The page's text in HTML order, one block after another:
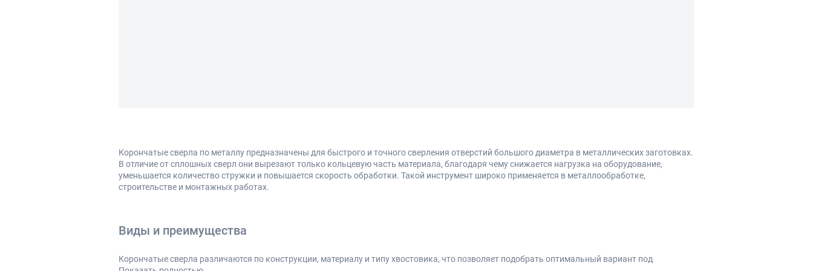
Корончатые сверла по металлу предназначены для быстрого и точного сверления отверстий большого диаметра в металлических заготовках.
В отличие от сплошных сверл они вырезают только кольцевую часть материала, благодаря чему снижается нагрузка на оборудование,
уменьшается количество стружки и повышается скорость обработки. Такой инструмент широко применяется в металлообработке,
строительстве и монтажных работах.
Виды и преимущества
Корончатые сверла различаются по конструкции, материалу и типу хвостовика, что позволяет подобрать оптимальный вариант под